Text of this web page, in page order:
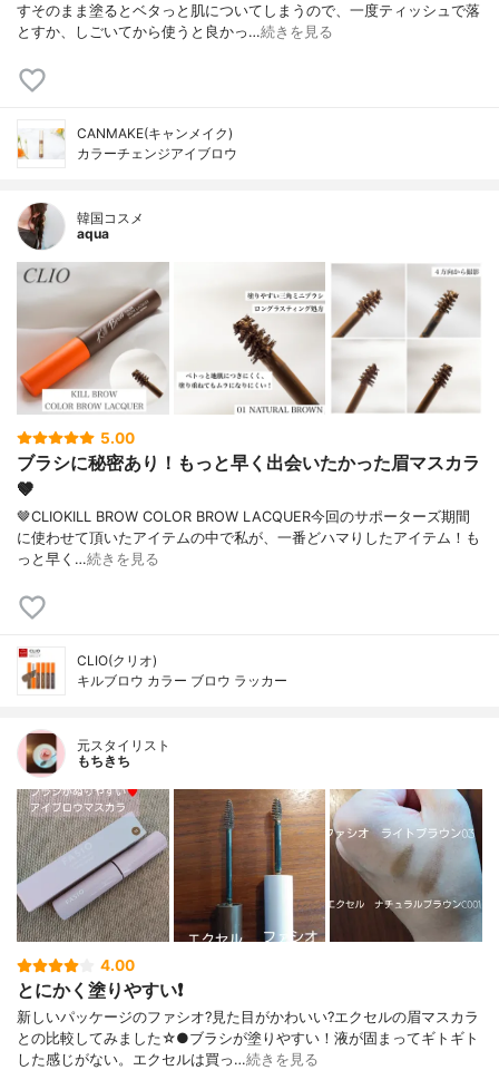
すそのまま塗るとベタっと肌についてしまうので、一度ティッシュで落
とすか、しごいてから使うと良かっ…続きを見る
CANMAKE(キャンメイク)
カラーチェンジアイブロウ
韓国コスメ
aqua
5.00
ブラシに秘密あり！もっと早く出会いたかった眉マスカラ
🤎
🤎CLIOKILL BROW COLOR BROW LACQUER今回のサポーターズ期間
に使わせて頂いたアイテムの中で私が、一番どハマりしたアイテム！も
っと早く…続きを見る
CLIO(クリオ)
キルブロウ カラー ブロウ ラッカー
元スタイリスト
もちきち
4.00
とにかく塗りやすい❗
新しいパッケージのファシオ?見た目がかわいい?エクセルの眉マスカラ
との比較してみました☆●ブラシが塗りやすい！液が固まってギトギト
した感じがない。エクセルは買っ…続きを見る